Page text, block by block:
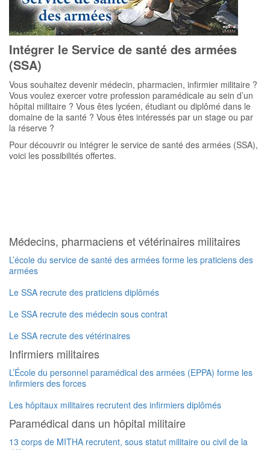
Intégrer le Service de santé des armées
(SSA)
Vous souhaitez devenir médecin, pharmacien, infirmier militaire ?
Vous voulez exercer votre profession paramédicale au sein d’un
hôpital militaire ? Vous êtes lycéen, étudiant ou diplômé dans le
domaine de la santé ? Vous êtes intéressés par un stage ou par
la réserve ?
Pour découvrir ou intégrer le service de santé des armées (SSA),
voici les possibilités offertes.
Médecins, pharmaciens et vétérinaires militaires
L’école du service de santé des armées forme les praticiens des
armées
Le SSA recrute des praticiens diplômés
Le SSA recrute des médecin sous contrat
Le SSA recrute des vétérinaires
Infirmiers militaires
L’École du personnel paramédical des armées (EPPA) forme les
infirmiers des forces
Les hôpitaux militaires recrutent des infirmiers diplômés
Paramédical dans un hôpital militaire
13 corps de MITHA recrutent, sous statut militaire ou civil de la